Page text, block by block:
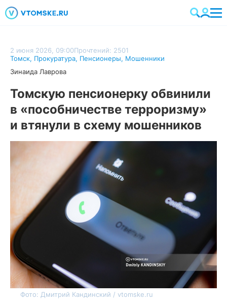
2 июня 2026, 09:00Прочтений: 2501
Томск, Прокуратура, Пенсионеры, Мошенники
Зинаида Лаврова
Томскую пенсионерку обвинили
в «пособничестве терроризму»
и втянули в схему мошенников
Фото: Дмитрий Кандинский / vtomske.ru